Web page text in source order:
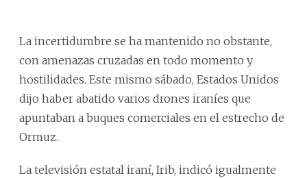
La incertidumbre se ha mantenido no obstante,
con amenazas cruzadas en todo momento y
hostilidades. Este mismo sábado, Estados Unidos
dijo haber abatido varios drones iraníes que
apuntaban a buques comerciales en el estrecho de
Ormuz.
La televisión estatal iraní, Irib, indicó igualmente